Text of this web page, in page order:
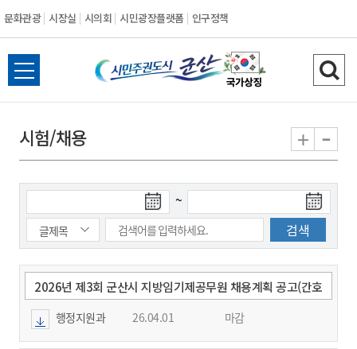
문화관광 시장실 시의회 시민광장플랫폼 인구정책
시
민
권
도
시
군
산
전
체
뉴
열
검
색
기
시험/채용 + -
색
시
일
~
색
종
일
2026년 제3회 군산시 지방임기제공무원 채용계획 공고(간호
사, 특수교육, 농기계임대분야)
행정지원과 26.04.01 마감